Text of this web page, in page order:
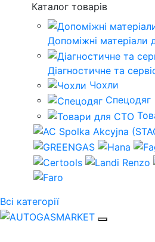
Каталог товарів
Допоміжні
Діагностичне та
Чохли
Спецодяг
Всі категорії